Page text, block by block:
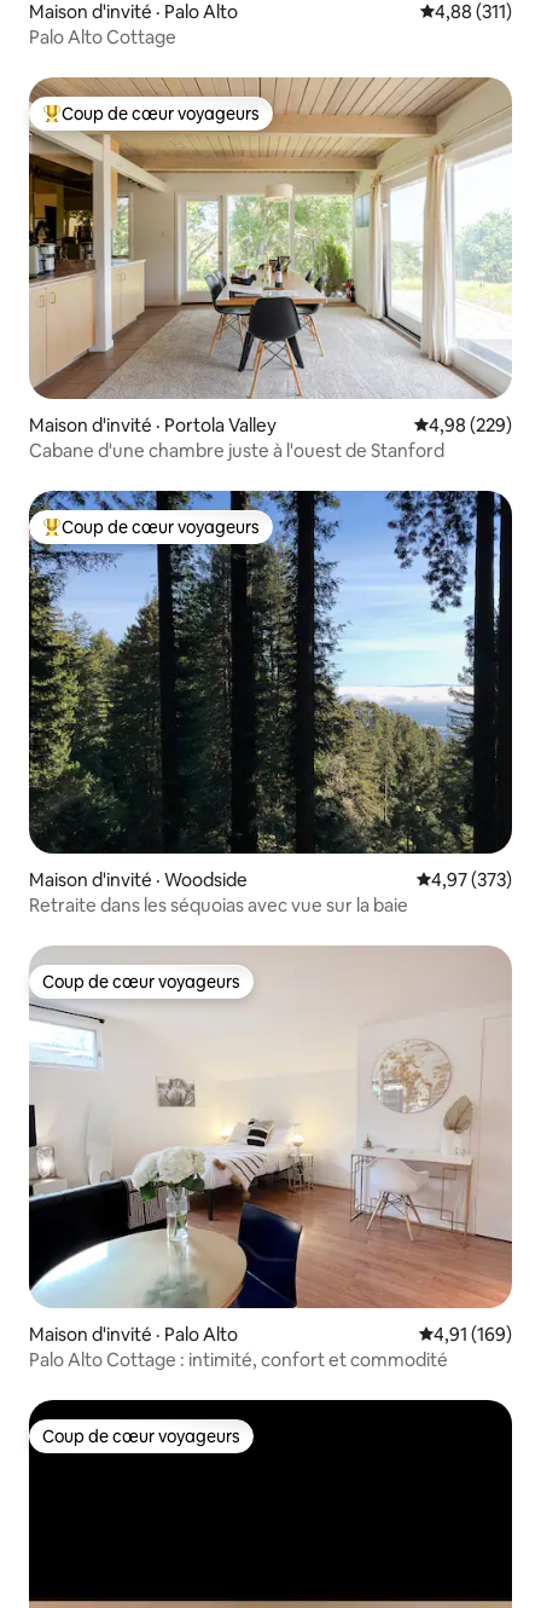
Maison d'invité · Palo Alto Note
4,88 (311)
Palo Alto Cottage
Coup de cœur voyageurs parmi les plus aimés
Coup de cœur voyageurs
Maison d'invité · Portola Valley Note
4,98 (229)
Cabane d'une chambre juste à l'ouest de Stanford
Coup de cœur voyageurs parmi les plus aimés
Coup de cœur voyageurs
Maison d'invité · Woodside Note
4,97 (373)
Retraite dans les séquoias avec vue sur la baie
Coup de cœur voyageurs
Coup de cœur voyageurs
Maison d'invité · Palo Alto Note
4,91 (169)
Palo Alto Cottage : intimité, confort et commodité
Coup de cœur voyageurs
Coup de cœur voyageurs